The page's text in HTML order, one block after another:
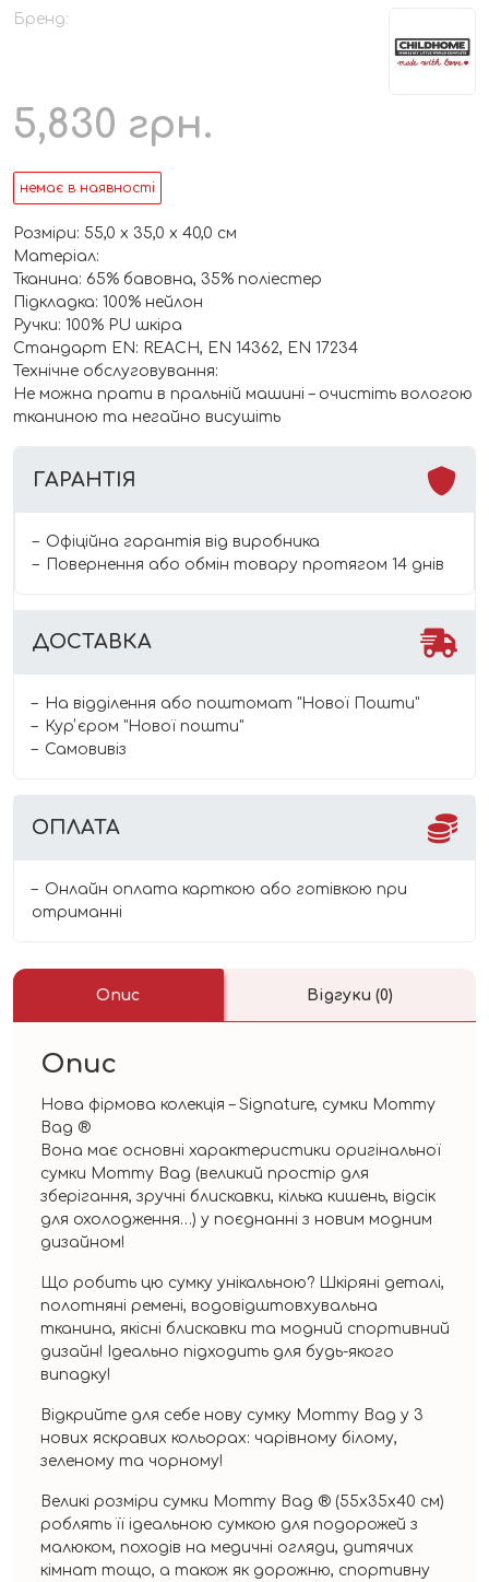
Бренд:
5,830 грн.
немає в наявності
Розміри: 55,0 х 35,0 х 40,0 см
Матеріал:
Тканина: 65% бавовна, 35% поліестер
Підкладка: 100% нейлон
Ручки: 100% PU шкіра
Стандарт EN: REACH, EN 14362, EN 17234
Технічне обслуговування:
Не можна прати в пральній машині – очистіть вологою
тканиною та негайно висушіть
ГАРАНТІЯ
Офіційна гарантія від виробника
Повернення або обмін товару протягом 14 днів
ДОСТАВКА
На відділення або поштомат "Нової Пошти"
Курʼєром "Нової пошти"
Самовивіз
ОПЛАТА
Онлайн оплата карткою або готівкою при
отриманні
Опис Відгуки (0)
Опис
Нова фірмова колекція – Signature, сумки Mommy
Bag ®
Вона має основні характеристики оригінальної
сумки Mommy Bag (великий простір для
зберігання, зручні блискавки, кілька кишень, відсік
для охолодження…) у поєднанні з новим модним
дизайном!
Що робить цю сумку унікальною? Шкіряні деталі,
полотняні ремені, водовідштовхувальна
тканина, якісні блискавки та модний спортивний
дизайн! Ідеально підходить для будь-якого
випадку!
Відкрийте для себе нову сумку Mommy Bag у 3
нових яскравих кольорах: чарівному білому,
зеленому та чорному!
Великі розміри сумки Mommy Bag ® (55x35x40 см)
роблять її ідеальною сумкою для подорожей з
малюком, походів на медичні огляди, дитячих
кімнат тощо, а також як дорожню, спортивну